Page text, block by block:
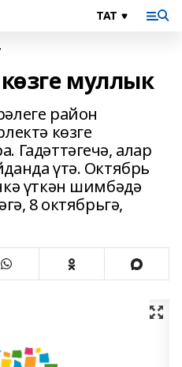
муллык
район
көзге
Гадәттәгечә, алар
үтә. Октябрь
үткән шимбәдә
8 октябрьгә,